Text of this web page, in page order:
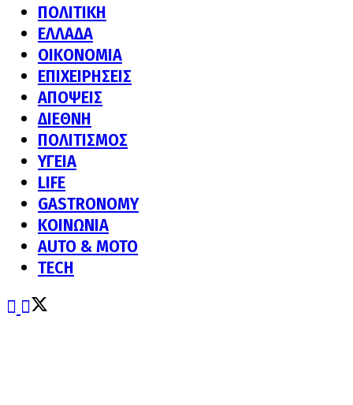
ΠΟΛΙΤΙΚΗ
ΕΛΛΑΔΑ
ΟΙΚΟΝΟΜΙΑ
ΕΠΙΧΕΙΡΗΣΕΙΣ
ΑΠΟΨΕΙΣ
ΔΙΕΘΝΗ
ΠΟΛΙΤΙΣΜΟΣ
ΥΓΕΙΑ
LIFE
GASTRONOMY
ΚΟΙΝΩΝΙΑ
AUTO & MOTO
TECH